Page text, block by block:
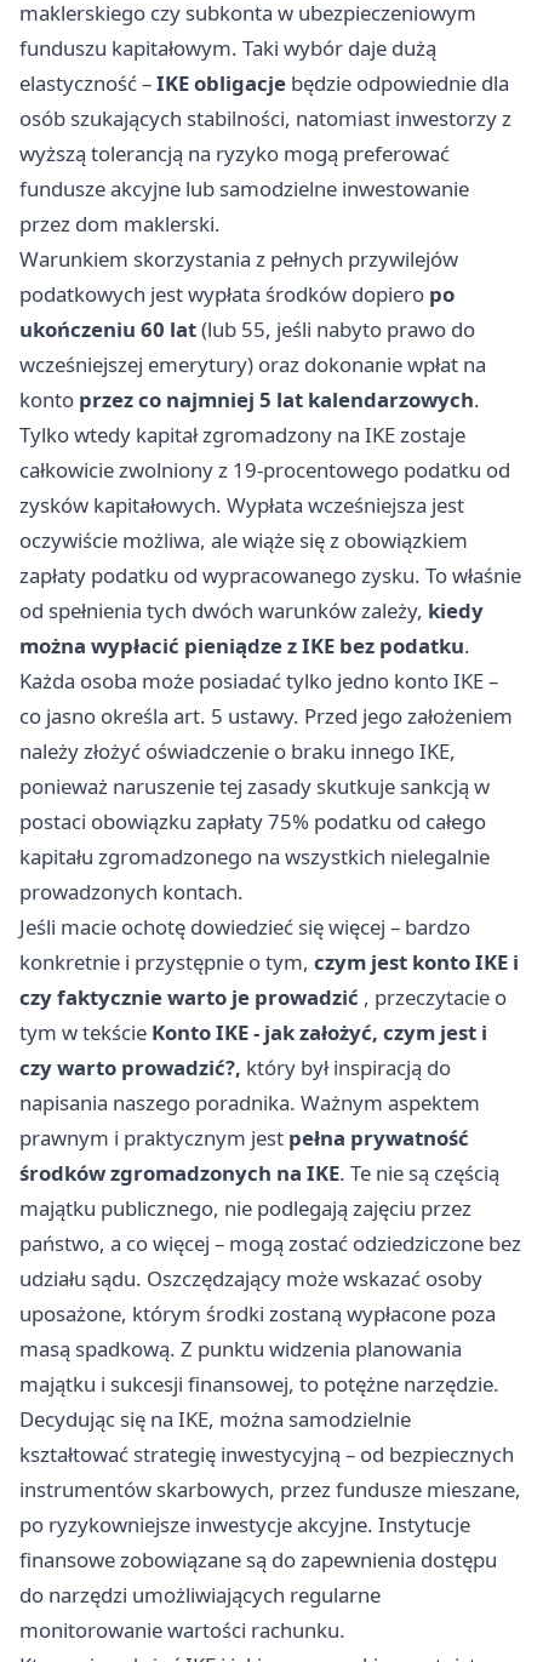
maklerskiego czy subkonta w ubezpieczeniowym
funduszu kapitałowym. Taki wybór daje dużą
elastyczność –IKE obligacje będzie odpowiednie dla
osób szukających stabilności, natomiast inwestorzy z
wyższą tolerancją na ryzyko mogą preferować
fundusze akcyjne lub samodzielne inwestowanie
przez dom maklerski.
Warunkiem skorzystania z pełnych przywilejów
podatkowych jest wypłata środków dopiero po
ukończeniu 60 lat(lub 55, jeśli nabyto prawo do
wcześniejszej emerytury) oraz dokonanie wpłat na
konto przez co najmniej 5 lat kalendarzowych.
Tylko wtedy kapitał zgromadzony na IKE zostaje
całkowicie zwolniony z 19-procentowego podatku od
zysków kapitałowych. Wypłata wcześniejsza jest
oczywiście możliwa, ale wiąże się z obowiązkiem
zapłaty podatku od wypracowanego zysku. To właśnie
od spełnienia tych dwóch warunków zależy, kiedy
można wypłacić pieniądze z IKE bez podatku.
Każda osoba może posiadać tylko jedno konto IKE –
co jasno określa art. 5 ustawy. Przed jego założeniem
należy złożyć oświadczenie o braku innego IKE,
ponieważ naruszenie tej zasady skutkuje sankcją w
postaci obowiązku zapłaty 75% podatku od całego
kapitału zgromadzonego na wszystkich nielegalnie
prowadzonych kontach.
Jeśli macie ochotę dowiedzieć się więcej – bardzo
konkretnie i przystępnie o tym, czym jest konto IKE i
czy faktycznie warto je prowadzić , przeczytacie o
tym w tekście Konto IKE - jak założyć, czym jest i
czy warto prowadzić?, który był inspiracją do
napisania naszego poradnika. Ważnym aspektem
prawnym i praktycznym jest pełna prywatność
środków zgromadzonych na IKE. Te nie są częścią
majątku publicznego, nie podlegają zajęciu przez
państwo, a co więcej – mogą zostać odziedziczone bez
udziału sądu. Oszczędzający może wskazać osoby
uposażone, którym środki zostaną wypłacone poza
masą spadkową. Z punktu widzenia planowania
majątku i sukcesji finansowej, to potężne narzędzie.
Decydując się na IKE, można samodzielnie
kształtować strategię inwestycyjną – od bezpiecznych
instrumentów skarbowych, przez fundusze mieszane,
po ryzykowniejsze inwestycje akcyjne. Instytucje
finansowe zobowiązane są do zapewnienia dostępu
do narzędzi umożliwiających regularne
monitorowanie wartości rachunku.